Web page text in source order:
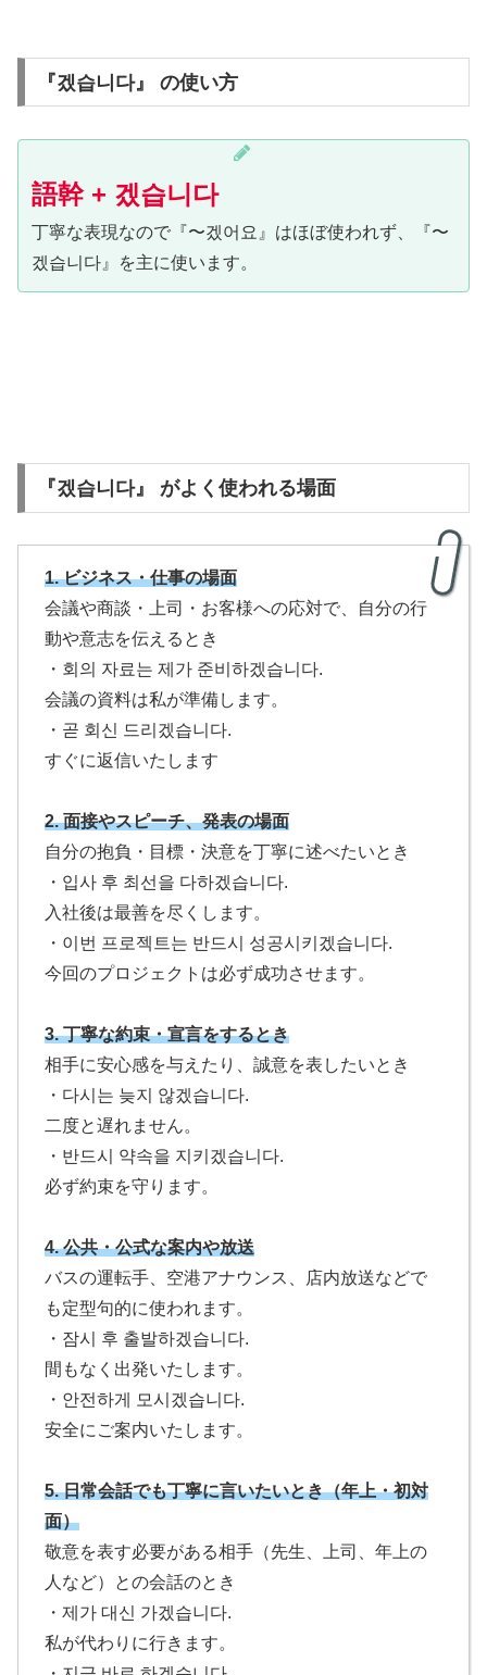
『겠습니다』 の使い方
語幹 + 겠습니다
丁寧な表現なので『〜겠어요』はほぼ使われず、『〜
겠습니다』を主に使います。
『겠습니다』 がよく使われる場面
1. ビジネス・仕事の場面
会議や商談・上司・お客様への応対で、自分の行
動や意志を伝えるとき
・회의 자료는 제가 준비하겠습니다.
会議の資料は私が準備します。
・곧 회신 드리겠습니다.
すぐに返信いたします
2. 面接やスピーチ、発表の場面
自分の抱負・目標・決意を丁寧に述べたいとき
・입사 후 최선을 다하겠습니다.
入社後は最善を尽くします。
・이번 프로젝트는 반드시 성공시키겠습니다.
今回のプロジェクトは必ず成功させます。
3. 丁寧な約束・宣言をするとき
相手に安心感を与えたり、誠意を表したいとき
・다시는 늦지 않겠습니다.
二度と遅れません。
・반드시 약속을 지키겠습니다.
必ず約束を守ります。
4. 公共・公式な案内や放送
バスの運転手、空港アナウンス、店内放送などで
も定型句的に使われます。
・잠시 후 출발하겠습니다.
間もなく出発いたします。
・안전하게 모시겠습니다.
安全にご案内いたします。
5.日常会話でも丁寧に言いたいとき（年上・初対
面）
敬意を表す必要がある相手（先生、上司、年上の
人など）との会話のとき
・제가 대신 가겠습니다.
私が代わりに行きます。